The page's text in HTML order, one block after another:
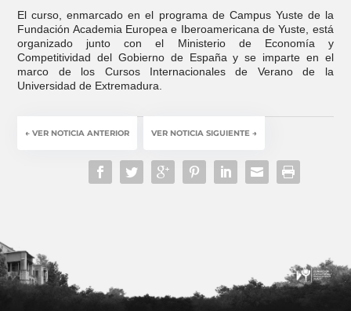
El curso, enmarcado en el programa de Campus Yuste de la
Fundación Academia Europea e Iberoamericana de Yuste, está
organizado junto con el Ministerio de Economía y
Competitividad del Gobierno de España y se imparte en el
marco de los Cursos Internacionales de Verano de la
Universidad de Extremadura.
←VER NOTICIA ANTERIOR VER NOTICIA SIGUIENTE →